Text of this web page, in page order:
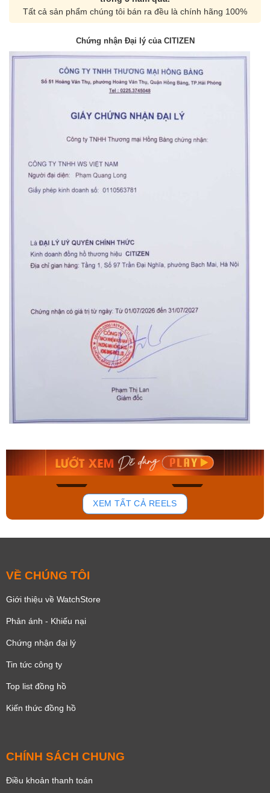
Tất cả sản phẩm chúng tôi bán ra đều là chính hãng 100%
Chứng nhận Đại lý của CITIZEN
135
Orient Nam RA-
Mua ngay
Casio Nam MTS-
Mua ngay
XEM TẤT CẢ REELS
VỀ CHÚNG TÔI
Giới thiệu về WatchStore
Phản ánh - Khiếu nại
Chứng nhận đại lý
Tin tức công ty
Top list đồng hồ
Kiến thức đồng hồ
CHÍNH SÁCH CHUNG
Điều khoản thanh toán